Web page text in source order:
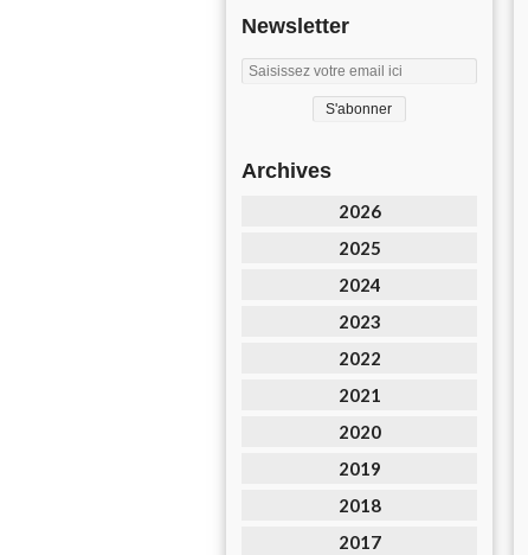
Newsletter
Archives
2026
2025
2024
2023
2022
2021
2020
2019
2018
2017